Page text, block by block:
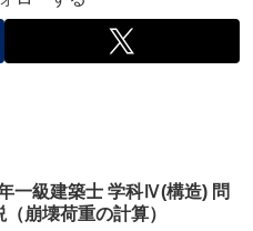
一級建築士 学科Ⅳ(構造) 問
（崩壊荷重の計算）